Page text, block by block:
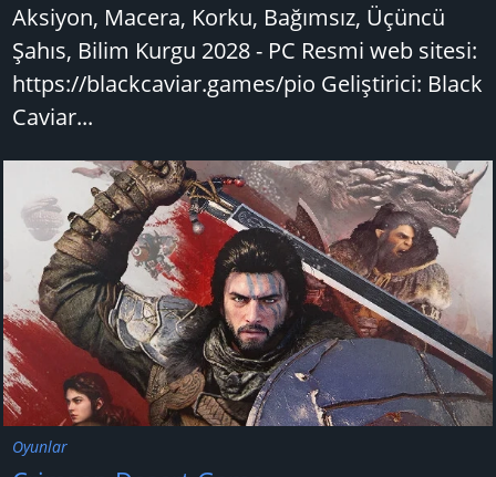
Aksiyon, Macera, Korku, Bağımsız, Üçüncü
Şahıs, Bilim Kurgu 2028 - PC Resmi web sitesi:
https://blackcaviar.games/pio Geliştirici: Black
Caviar...
Oyunlar